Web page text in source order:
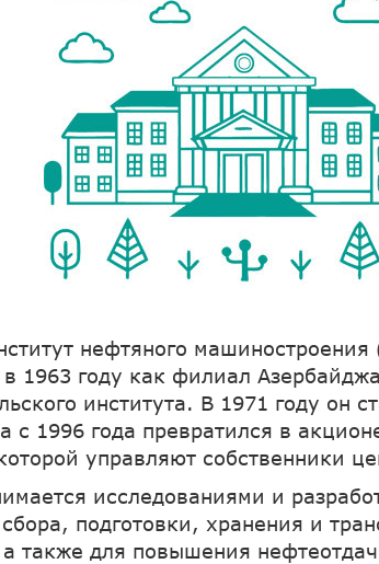
нефтяного
1963 году как филиал
института. В 1971 году он
с 1996 года превратился в
управляют собственники
исследованиями и
подготовки, хранения и
также для повышения